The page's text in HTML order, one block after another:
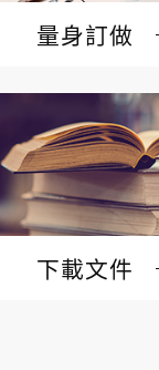
量身訂做
下載文件